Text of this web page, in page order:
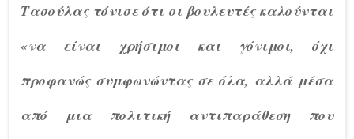
Τασούλας τόνισε ότι οι βουλευτές καλούνται
«να είναι χρήσιμοι και γόνιμοι, όχι
προφανώς συμφωνώντας σε όλα, αλλά μέσα
από μια πολιτική αντιπαράθεση που